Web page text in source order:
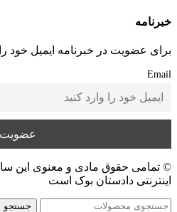
خبرنامه
برای عضویت در خبرنامه ایمیل خود را
Email
© تمامی حقوق مادی و معنوی این
اینترنتی دادستان بوک است
جستجو